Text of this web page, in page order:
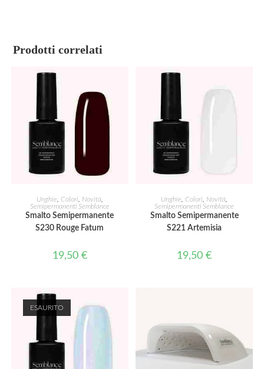
Prodotti correlati
AGGIUNGI AL CARRELLO
Unghie, Colori, Novità,
Semipermanenti Semblance
Smalto Semipermanente
S230 Rouge Fatum
19,50 €
AGGIUNGI AL CARRELLO
Unghie,Colori, Novità,
Semipermanenti Semblance
Smalto Semipermanente
S221 Artemisia
19,50€
ESAURITO